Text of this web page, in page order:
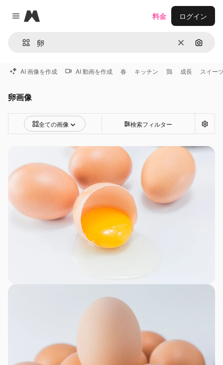
Close menu
Magnific
消去 画像で
料金 ログイン
AI 画像を作成 AI 動画を作成 春 キッチン 鶏 成長 スイー
卵画像
全ての画像 検索フィルター